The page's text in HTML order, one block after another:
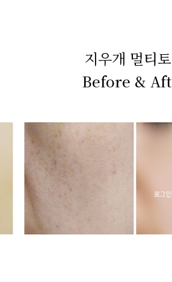
지우개 멀티
Before &
로그